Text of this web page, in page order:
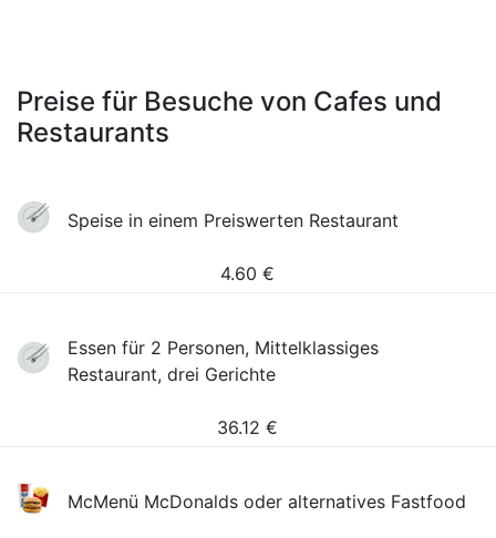
Preise für Besuche von Cafes und
Restaurants
Speise in einem Preiswerten Restaurant
4.60 €
Essen für 2 Personen, Mittelklassiges
Restaurant, drei Gerichte
36.12 €
McMenü McDonalds oder alternatives Fastfood